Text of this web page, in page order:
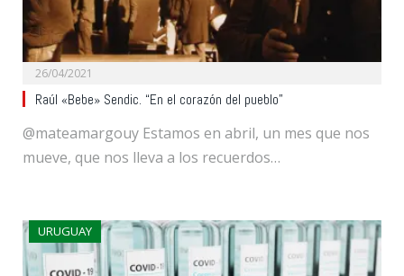
26/04/2021
Raúl «Bebe» Sendic. “En el corazón del pueblo”
@mateamargouy Estamos en abril, un mes que nos
mueve, que nos lleva a los recuerdos…
URUGUAY